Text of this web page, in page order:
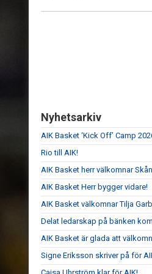
Nyhetsarkiv
AIK Basket ‘Kick Off’ Camp
Rio till AIK!
AIK Basket herr välkomnar
AIK Basket Herr bygger vidare!
AIK Basket välkomnar Tilja
Delat ledarskap på bänken
AIK Basket är glada att
Signe Eriksson skriver på för